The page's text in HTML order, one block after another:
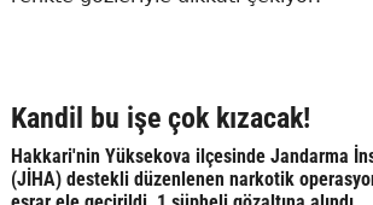
Kandil bu işe çok kızacak!
Hakkari'nin Yüksekova ilçesinde Jandarma
(JİHA) destekli düzenlenen narkotik